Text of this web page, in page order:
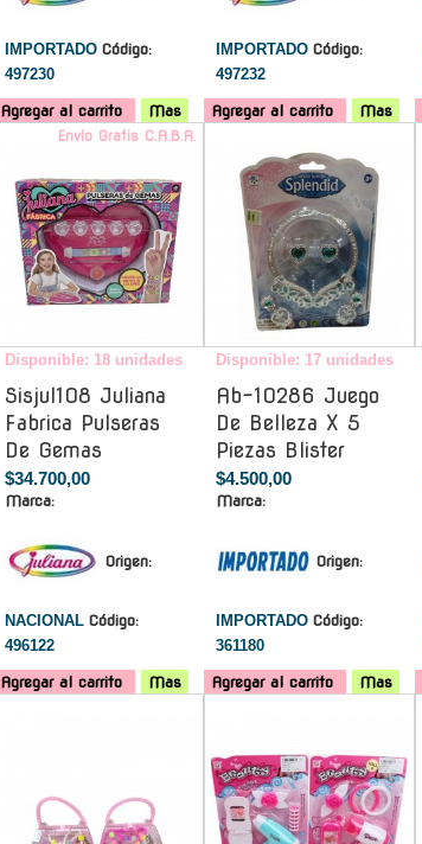
IMPORTADO Código:
497230
Agregar al carrito Mas
IMPORTADO Código:
497232
Agregar al carrito Mas
Envío Gratis C.A.B.A.
Disponible: 18 unidades
Sisjul108 Juliana
Fabrica Pulseras
De Gemas
$34.700,00
Marca:
Origen:
NACIONAL Código:
496122
Agregar al carrito Mas
Disponible: 17 unidades
Ab-10286 Juego
De Belleza X 5
Piezas Blister
$4.500,00
Marca:
Origen:
IMPORTADO Código:
361180
Agregar al carrito Mas